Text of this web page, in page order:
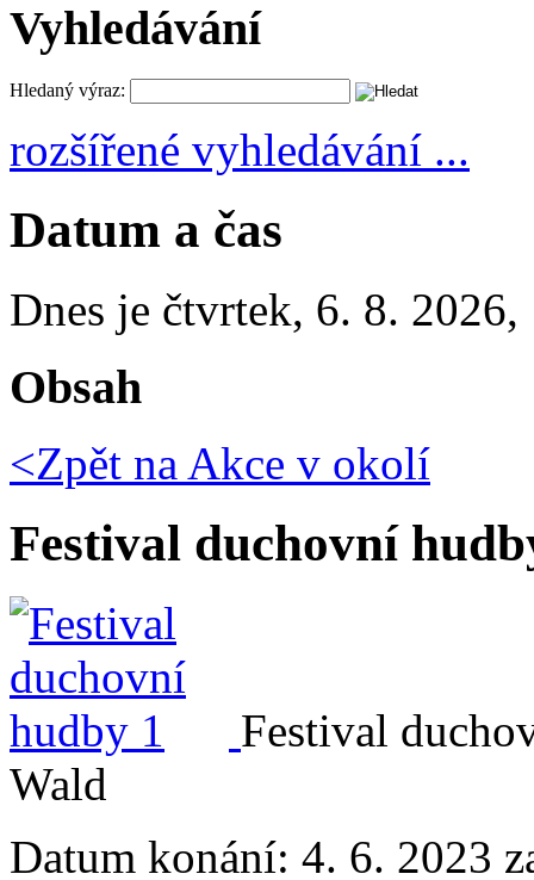
Vyhledávání
Hledaný výraz:
rozšířené vyhledávání ...
Datum a čas
Dnes je čtvrtek, 6. 8. 2026,
Obsah
<Zpět na Akce v okolí
Festival duchovní
Festival
Wald
Datum konání: 4. 6. 2023